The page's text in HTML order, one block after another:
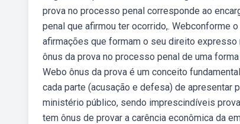
prova no processo penal corresponde ao
penal que afirmou ter ocorrido,. Webconforme
afirmações que formam o seu direito
ônus da prova no processo penal de uma
Webo ônus da prova é um conceito
cada parte (acusação e defesa) de apresentar
ministério público, sendo imprescindíveis
tem ônus de provar a carência econômica da